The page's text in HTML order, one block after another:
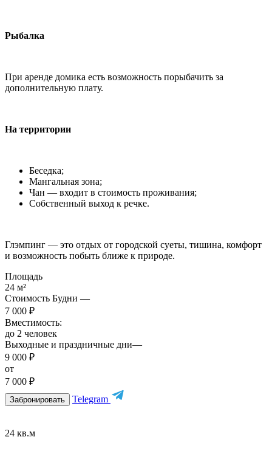
Рыбалка
При аренде домика есть возможность порыбачить за
дополнительную плату.
На территории
Беседка;
Мангальная зона;
Чан — входит в стоимость проживания;
Собственный выход к речке.
Глэмпинг — это отдых от городской суеты, тишина, комфорт
и возможность побыть ближе к природе.
Площадь
24 м²
Стоимость Будни —
7 000 ₽
Вместимость:
до 2 человек
Выходные и праздничные дни—
9 000 ₽
от
7 000 ₽
Забронировать Telegram
24 кв.м